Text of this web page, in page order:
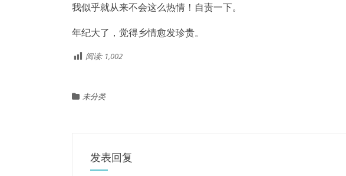
我似乎就从来不会这么热情！自责一下。
年纪大了，觉得乡情愈发珍贵。
阅读: 1,002
未分类
发表回复